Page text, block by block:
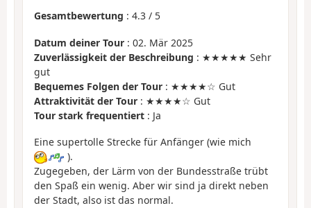
Gesamtbewertung : 4.3 / 5
Datum deiner Tour : 02. Mär 2025
Zuverlässigkeit der Beschreibung : ★★★★★ Sehr
gut
Bequemes Folgen der Tour : ★★★★☆ Gut
Attraktivität der Tour : ★★★★☆ Gut
Tour stark frequentiert : Ja
Eine supertolle Strecke für Anfänger (wie mich
).
Zugegeben, der Lärm von der Bundesstraße trübt
den Spaß ein wenig. Aber wir sind ja direkt neben
der Stadt, also ist das normal.